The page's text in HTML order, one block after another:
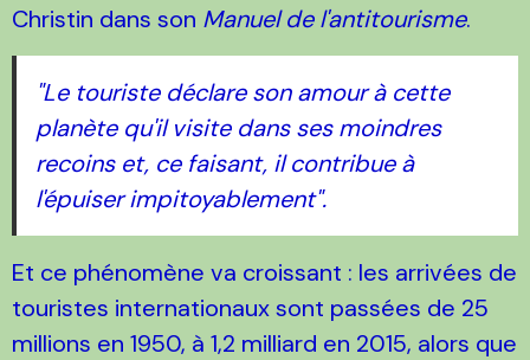
Christin dans son Manuel de l'antitourisme.
"Le touriste déclare son amour à cette
planète qu'il visite dans ses moindres
recoins et, ce faisant, il contribue à
l'épuiser impitoyablement".
Et ce phénomène va croissant : les arrivées de
touristes internationaux sont passées de 25
millions en 1950, à 1,2 milliard en 2015, alors que